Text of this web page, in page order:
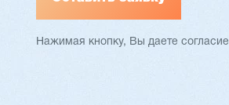
Нажимая кнопку, Вы даете согласие